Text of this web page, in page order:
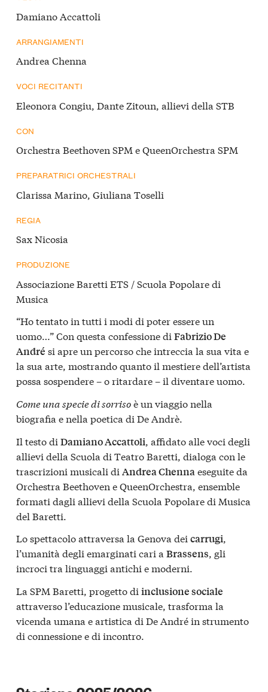
Damiano Accattoli
ARRANGIAMENTI
Andrea Chenna
VOCI RECITANTI
Eleonora Congiu, Dante Zitoun, allievi della STB
CON
Orchestra Beethoven SPM e QueenOrchestra SPM
PREPARATRICI ORCHESTRALI
Clarissa Marino, Giuliana Toselli
REGIA
Sax Nicosia
PRODUZIONE
Associazione Baretti ETS / Scuola Popolare di
Musica
“Ho tentato in tutti i modi di poter essere un
uomo…” Con questa confessione di Fabrizio De
André si apre un percorso che intreccia la sua vita e
la sua arte, mostrando quanto il mestiere dell’artista
possa sospendere – o ritardare – il diventare uomo.
Come una specie di sorrisoè un viaggio nella
biografia e nella poetica di De Andrè.
Il testo di Damiano Accattoli , affidato alle voci degli
allievi della Scuola di Teatro Baretti, dialoga con le
trascrizioni musicali di Andrea Chenna eseguite da
Orchestra Beethoven e QueenOrchestra, ensemble
formati dagli allievi della Scuola Popolare di Musica
del Baretti.
Lo spettacolo attraversa la Genova dei carrugi,
l’umanità degli emarginati cari a Brassens, gli
incroci tra linguaggi antichi e moderni.
La SPM Baretti, progetto di inclusione sociale
attraverso l’educazione musicale, trasforma la
vicenda umana e artistica di De André in strumento
di connessione e di incontro.